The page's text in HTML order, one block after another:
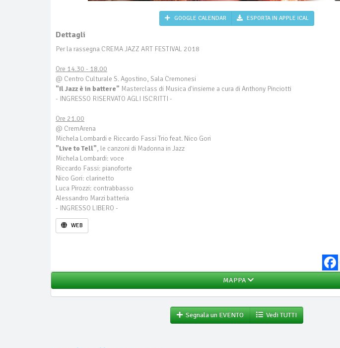
GOOGLE CALENDAR ESPORTA IN APPLE ICAL
Dettagli
Per la rassegna CREMA JAZZ ART FESTIVAL 2018
Ore 14.30 - 18.00
@ Centro Culturale S. Agostino, Sala Cremonesi
"Il Jazz è in battere" Masterclass di Musica d'insieme a cura di Anthony Pinciotti
- INGRESSO RISERVATO AGLI ISCRITTI -
Ore 21.00
@ CremArena
Michela Lombardi e Riccardo Fassi Trio feat. Nico Gori
"Live to Tell", le canzoni di Madonna in Jazz
Michela Lombardi: voce
Riccardo Fassi: pianoforte
Nico Gori: clarinetto
Luca Pirozzi: contrabbasso
Alessandro Marzi batteria
- INGRESSO LIBERO -
WEB
MAPPA
Segnala un EVENTO Vedi TUTTI